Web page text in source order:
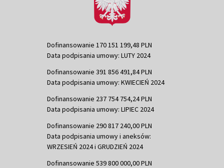
Dofinansowanie 170 151 199,48 PLN
Data podpisania umowy: LUTY 2024
Dofinansowanie 391 856 491,84 PLN
Data podpisania umowy: KWIECIEŃ 2024
Dofinansowanie 237 754 754,24 PLN
Data podpisania umowy: LIPIEC 2024
Dofinansowanie 290 817 240,00 PLN
Data podpisania umowy i aneksów:
WRZESIEŃ 2024 i GRUDZIEŃ 2024
Dofinansowanie 539 800 000,00 PLN